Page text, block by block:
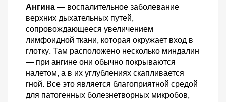
Ангина— воспалительное заболевание
верхних дыхательных путей,
сопровождающееся увеличением
лимфоидной ткани, которая окружает вход в
глотку. Там расположено несколько миндалин
— при ангине они обычно покрываются
налетом, а в их углублениях скапливается
гной. Все это является благоприятной средой
для патогенных болезнетворных микробов,